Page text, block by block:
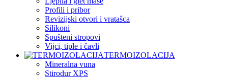
Profili i pribor
Revizijski otvori i vratašca
Silikoni
Spušteni stropovi
Vijci, tiple i čavli
TERMOIZOLACIJA
Mineralna vuna
Stirodur XPS